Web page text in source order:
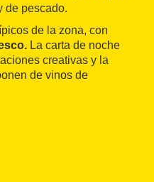
de pescado.
de la zona, con
La carta de noche
creativas y la
de vinos de